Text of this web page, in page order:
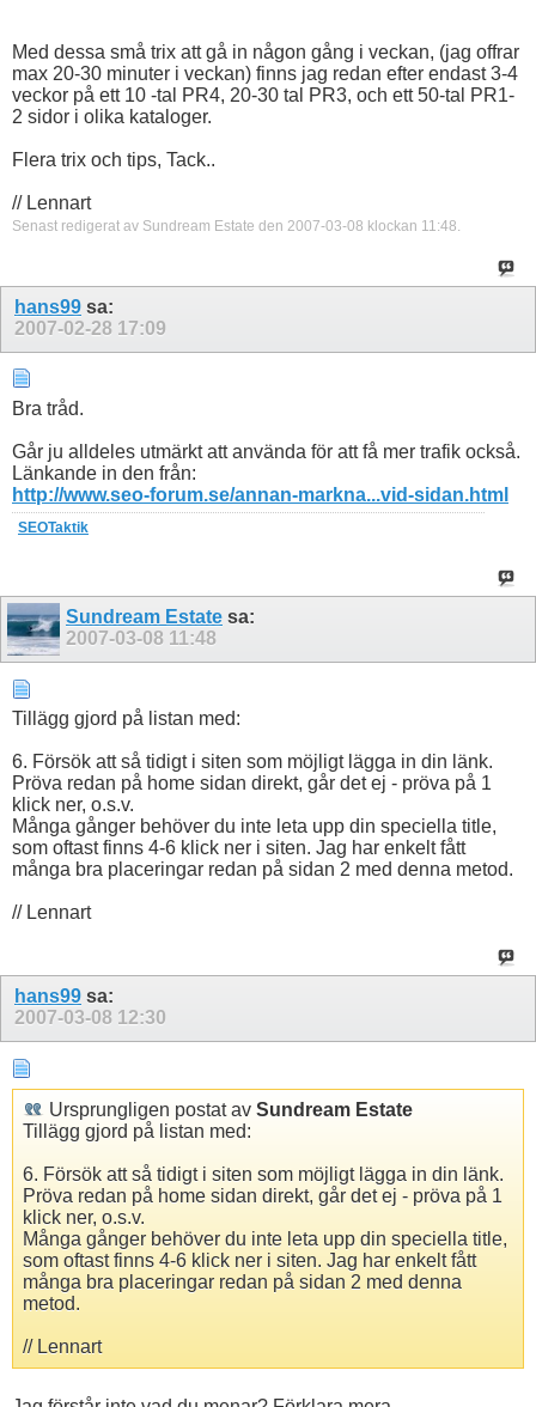
Med dessa små trix att gå in någon gång i veckan, (jag offrar
max 20-30 minuter i veckan) finns jag redan efter endast 3-4
veckor på ett 10 -tal PR4, 20-30 tal PR3, och ett 50-tal PR1-
2 sidor i olika kataloger.
Flera trix och tips, Tack..
// Lennart
Senast redigerat av Sundream Estate den 2007-03-08 klockan 11:48.
hans99 sa:
2007-02-28 17:09
Bra tråd.
Går ju alldeles utmärkt att använda för att få mer trafik också.
Länkande in den från:
http://www.seo-forum.se/annan-markna...vid-sidan.html
SEOTaktik
Sundream Estate sa:
2007-03-08 11:48
Tillägg gjord på listan med:
6. Försök att så tidigt i siten som möjligt lägga in din länk.
Pröva redan på home sidan direkt, går det ej - pröva på 1
klick ner, o.s.v.
Många gånger behöver du inte leta upp din speciella title,
som oftast finns 4-6 klick ner i siten. Jag har enkelt fått
många bra placeringar redan på sidan 2 med denna metod.
// Lennart
hans99 sa:
2007-03-08 12:30
Ursprungligen postat av Sundream Estate
Tillägg gjord på listan med:
6. Försök att så tidigt i siten som möjligt lägga in din länk.
Pröva redan på home sidan direkt, går det ej - pröva på 1
klick ner, o.s.v.
Många gånger behöver du inte leta upp din speciella title,
som oftast finns 4-6 klick ner i siten. Jag har enkelt fått
många bra placeringar redan på sidan 2 med denna
metod.
// Lennart